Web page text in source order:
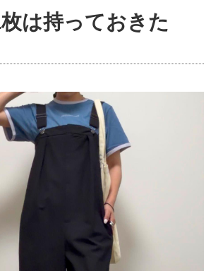
は持っておきた